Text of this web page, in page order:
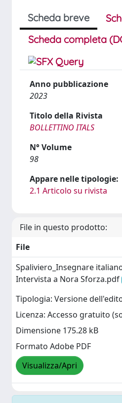
Scheda breve
Scheda completa
Anno pubblicazione
2023
Titolo della Rivista
BOLLETTINO ITALS
N° Volume
98
Appare nelle tipologie:
2.1 Articolo su rivista
File in questo prodotto:
File
Spaliviero_Insegnare
Intervista a Nora Sforza.pdf
Tipologia: Versione
Licenza: Accesso gratuito
Dimensione 175.28 kB
Formato Adobe PDF
Visualizza/Apri